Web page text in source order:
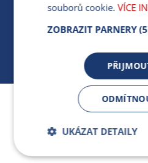
Jsme součástí skupiny
nezávislých
PO-PÁ
souborů cookie. VÍCE
ZOBRAZIT PARNERY
UKÁZAT DETAILY
Bezpodmínečně